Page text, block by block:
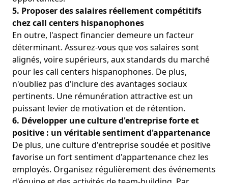
5. Proposer des salaires réellement compétitifs
chez call centers hispanophones
En outre, l'aspect financier demeure un facteur
déterminant. Assurez-vous que vos salaires sont
alignés, voire supérieurs, aux standards du marché
pour les call centers hispanophones. De plus,
n'oubliez pas d'inclure des avantages sociaux
pertinents. Une rémunération attractive est un
puissant levier de motivation et de rétention.
6. Développer une culture d'entreprise forte et
positive : un véritable sentiment d'appartenance
De plus, une culture d'entreprise soudée et positive
favorise un fort sentiment d'appartenance chez les
employés. Organisez régulièrement des événements